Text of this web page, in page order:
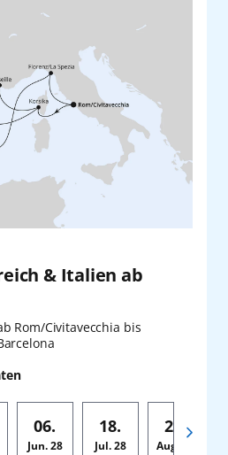
& Italien ab
Rom/Civitavecchia bis
06.
Jun.28
18.
Jul.28
29.
Aug.